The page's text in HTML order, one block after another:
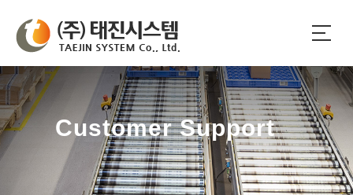
Customer Support